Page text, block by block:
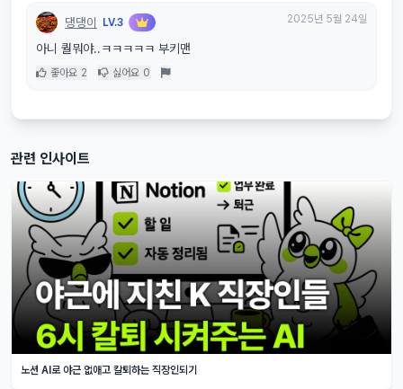
댕댕이 LV.3 2025년 5월 24일
아니 퀄뭐야..ㅋㅋㅋㅋㅋ 부키맨
좋아요 2 싫어요 0
관련 인사이트
노션 AI로 야근 없애고 칼퇴하는 직장인되기